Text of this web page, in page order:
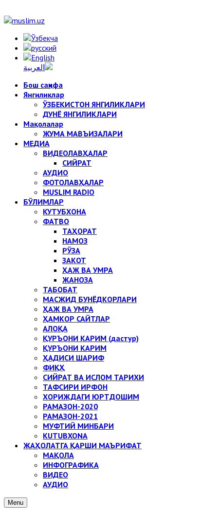
Бош саҳифа
Янгиликлар
ЎЗБЕКИСТОН ЯНГИЛИКЛАРИ
ДУНЁ ЯНГИЛИКЛАРИ
Мақолалар
ЖУМА МАВЪИЗАЛАРИ
МЕДИА
ВИДЕОЛАВҲАЛАР
СИЙРАТ
АУДИО
ФОТОЛАВҲАЛАР
MUSLIM RADIO
БЎЛИМЛАР
КУТУБХОНА
ФАТВО
ТАҲОРАТ
НАМОЗ
РЎЗА
ЗАКОТ
ҲАЖ ВА УМРА
ЖАНОЗА
ТАБОБАТ
МАСЖИД БУНЁДКОРЛАРИ
ҲАЖ ВА УМРА
ҲАМКОР САЙТЛАР
АЛОҚА
ҚУРЪОНИ КАРИМ (дастур)
ҚУРЪОНИ КАРИМ
ҲАДИСИ ШАРИФ
ФИҚҲ
СИЙРАТ ВА ИСЛОМ ТАРИХИ
ТАФСИРИ ИРФОН
ХОРИЖДАГИ ЮРТДОШИМ
РАМАЗОН-2020
РАМАЗОН-2021
МУФТИЙ МИНБАРИ
KUTUBXONA
ЖАҲОЛАТГА ҚАРШИ МАЪРИФАТ
МАҚОЛА
ИНФОГРАФИКА
ВИДЕО
АУДИО
Menu